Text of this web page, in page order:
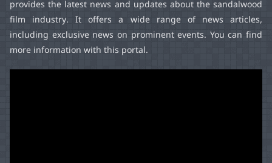
provides the latest news and updates about the sandalwood
film industry. It offers a wide range of news articles,
including exclusive news on prominent events. You can find
more information with this portal.